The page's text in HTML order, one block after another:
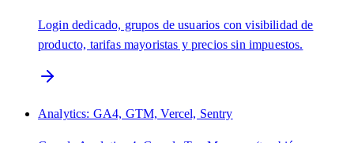
Login dedicado, grupos de usuarios con visibilidad de
producto, tarifas mayoristas y precios sin impuestos.
Analytics: GA4, GTM, Vercel, Sentry